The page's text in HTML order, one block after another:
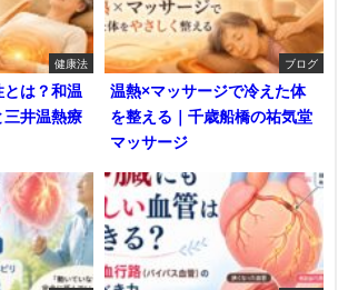
健康法
は？和温
三井温熱療
ブログ
温熱×マッサージで冷えた体
を整える｜千歳船橋の祐気堂
マッサージ